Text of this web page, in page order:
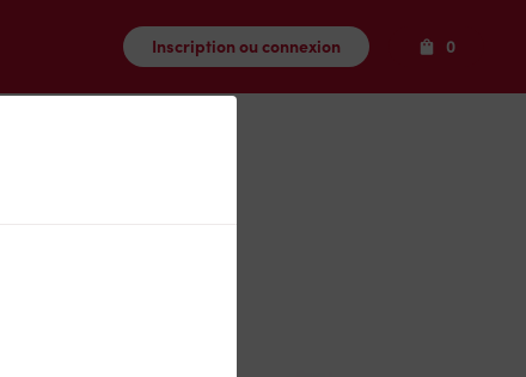
Inscription ou connexion 0Produits